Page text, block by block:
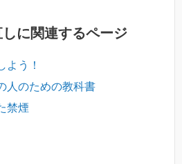
に関連するページ
よう！
人のための教科書
禁煙